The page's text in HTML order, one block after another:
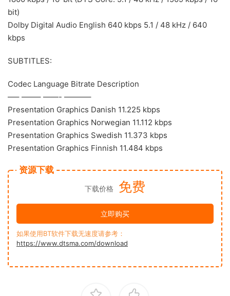
bit)
Dolby Digital Audio English 640 kbps 5.1 / 48 kHz / 640
kbps
SUBTITLES:
Codec Language Bitrate Description
—– ——– ——- ———–
Presentation Graphics Danish 11.225 kbps
Presentation Graphics Norwegian 11.112 kbps
Presentation Graphics Swedish 11.373 kbps
Presentation Graphics Finnish 11.484 kbps
资源下载
下载价格 免费
立即购买
如果使用BT软件下载无速度请参考：
https://www.dtsma.com/download